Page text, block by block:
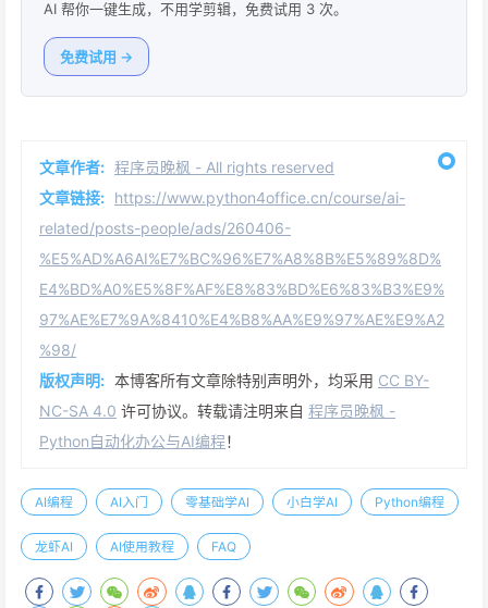
AI 帮你一键生成，不用学剪辑，免费试用 3 次。
免费试用 →
文章作者: 程序员晚枫 - All rights reserved
文章链接: https://www.python4office.cn/course/ai-
related/posts-people/ads/260406-
%E5%AD%A6AI%E7%BC%96%E7%A8%8B%E5%89%8D%
E4%BD%A0%E5%8F%AF%E8%83%BD%E6%83%B3%E9%
97%AE%E7%9A%8410%E4%B8%AA%E9%97%AE%E9%A2
%98/
版权声明: 本博客所有文章除特别声明外，均采用 CC BY-
NC-SA 4.0 许可协议。转载请注明来自 程序员晚枫 -
Python自动化办公与AI编程！
AI编程 AI入门 零基础学AI 小白学AI Python编程
龙虾AI AI使用教程 FAQ